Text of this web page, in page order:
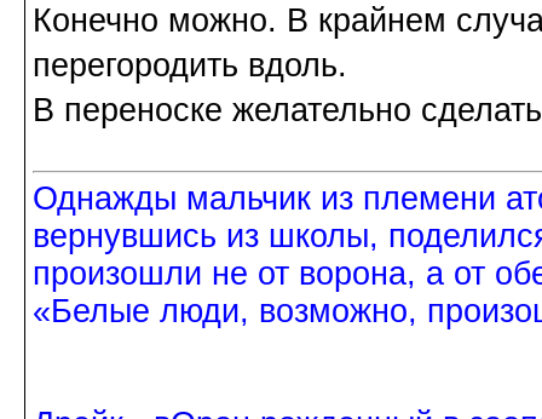
Конечно можно. В крайнем
перегородить вдоль.
В переноске желательно
Однажды мальчик из племени
вернувшись из школы,
произошли не от ворона, а от
«Белые люди, возможно,